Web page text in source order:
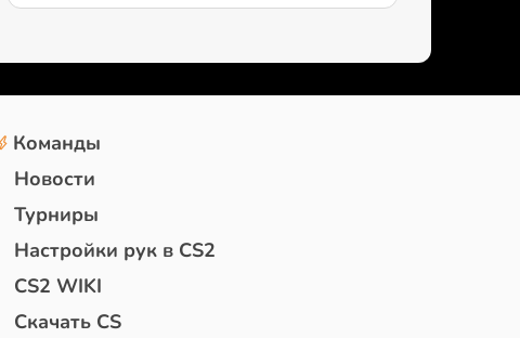
Команды
Новости
Турниры
Настройки рук в CS2
CS2 WIKI
Скачать CS